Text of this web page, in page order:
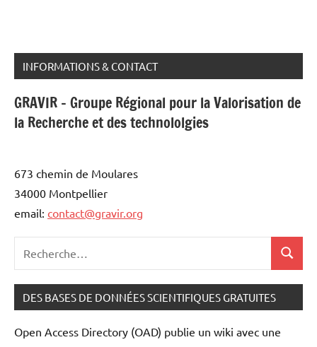
INFORMATIONS & CONTACT
GRAVIR - Groupe Régional pour la Valorisation de
la Recherche et des technololgies
673 chemin de Moulares
34000 Montpellier
email: contact@gravir.org
:
DES BASES DE DONNÉES SCIENTIFIQUES GRATUITES
Open Access Directory (OAD) publie un wiki avec une